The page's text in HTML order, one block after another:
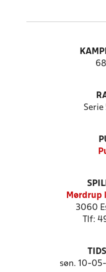
Serie
3060
Tlf:
søn. 10-